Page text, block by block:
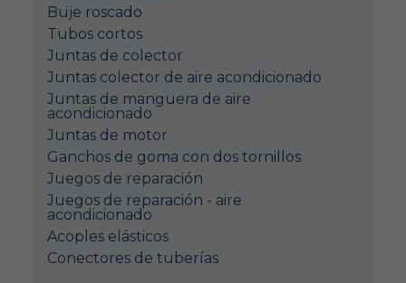
Buje roscado
Tubos cortos
Juntas de colector
Juntas colector de aire acondicionado
Juntas de manguera de aire
acondicionado
Juntas de motor
Ganchos de goma con dos tornillos
Juegos de reparación
Juegos de reparación - aire
acondicionado
Acoples elásticos
Conectores de tuberías